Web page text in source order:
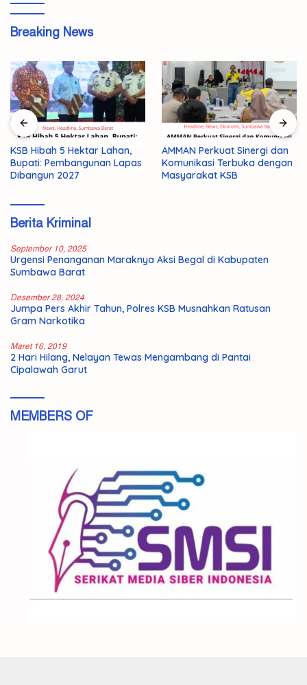
Breaking News
KSB Hibah 5 Hektar Lahan,
Bupati: Pembangunan Lapas
Dibangun 2027
AMMAN Perkuat Sinergi dan
Komunikasi Terbuka dengan
Masyarakat KSB
Berita Kriminal
September 10, 2025
Urgensi Penanganan Maraknya Aksi Begal di Kabupaten
Sumbawa Barat
Desember 28, 2024
Jumpa Pers Akhir Tahun, Polres KSB Musnahkan Ratusan
Gram Narkotika
Maret 16, 2019
2 Hari Hilang, Nelayan Tewas Mengambang di Pantai
Cipalawah Garut
MEMBERS OF